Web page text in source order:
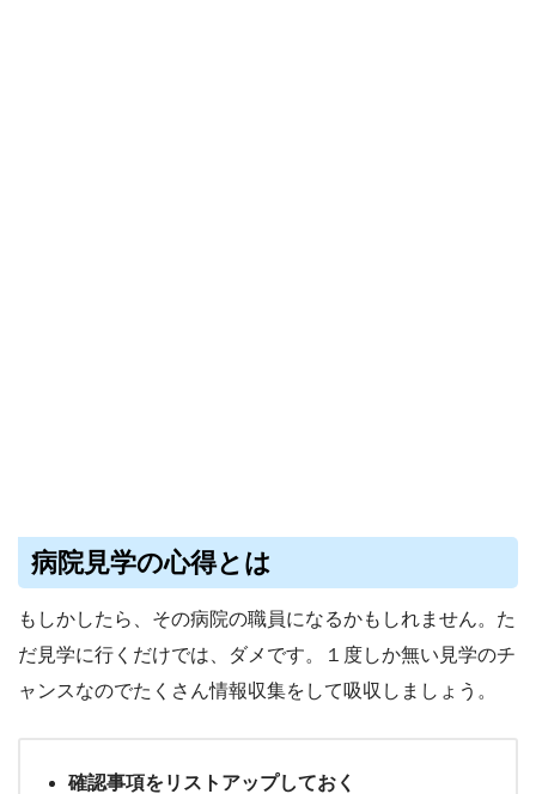
病院見学の心得とは
もしかしたら、その病院の職員になるかもしれません。た
だ見学に行くだけでは、ダメです。１度しか無い見学のチ
ャンスなのでたくさん情報収集をして吸収しましょう。
確認事項をリストアップしておく